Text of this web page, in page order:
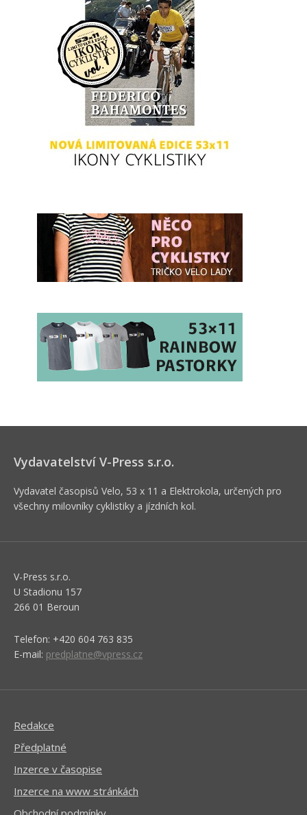
Vydavatelství V-Press s.r.o.
Vydavatel časopisů Velo, 53 x 11 a Elektrokola, určených pro
všechny milovníky cyklistiky a jízdních kol.
V-Press s.r.o.
U Stadionu 157
266 01 Beroun
Telefon: +420 604 763 835
E-mail: predplatne@vpress.cz
Redakce
Předplatné
Inzerce v časopise
Inzerce na www stránkách